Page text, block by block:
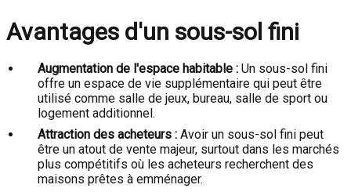
Avantages d'un sous-sol fini
Augmentation de l'espace habitable : Un sous-sol fini
offre un espace de vie supplémentaire qui peut être
utilisé comme salle de jeux, bureau, salle de sport ou
logement additionnel.
Attraction des acheteurs : Avoir un sous-sol fini peut
être un atout de vente majeur, surtout dans les marchés
plus compétitifs où les acheteurs recherchent des
maisons prêtes à emménager.